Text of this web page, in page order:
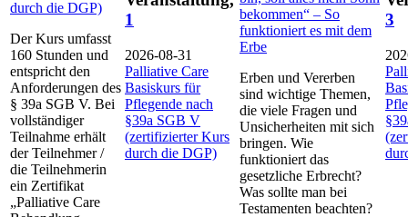
durch die DGP)
Der Kurs umfasst
160 Stunden und
entspricht den
Anforderungen des
§ 39a SGB V. Bei
vollständiger
Teilnahme erhält
der Teilnehmer /
die Teilnehmerin
ein Zertifikat
„Palliative Care
1
2026-08-31
Palliative Care
Basiskurs für
Pflegende nach
§39a SGB V
(zertifizierter Kurs
durch die DGP)
bekommen“ – So
funktioniert es mit dem
Erbe
Erben und Vererben
sind wichtige Themen,
die viele Fragen und
Unsicherheiten mit sich
bringen. Wie
funktioniert das
gesetzliche Erbrecht?
Was sollte man bei
Testamenten beachten?
3